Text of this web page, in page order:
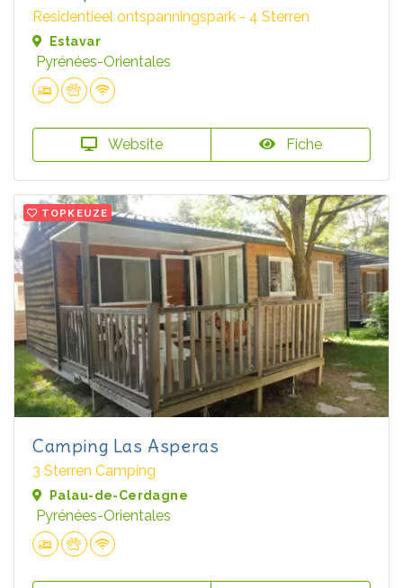
Residentieel ontspanningspark - 4 Sterren
Estavar
Pyrénées-Orientales
Website Fiche
TOPKEUZE
Camping Las Asperas
3 Sterren Camping
Palau-de-Cerdagne
Pyrénées-Orientales